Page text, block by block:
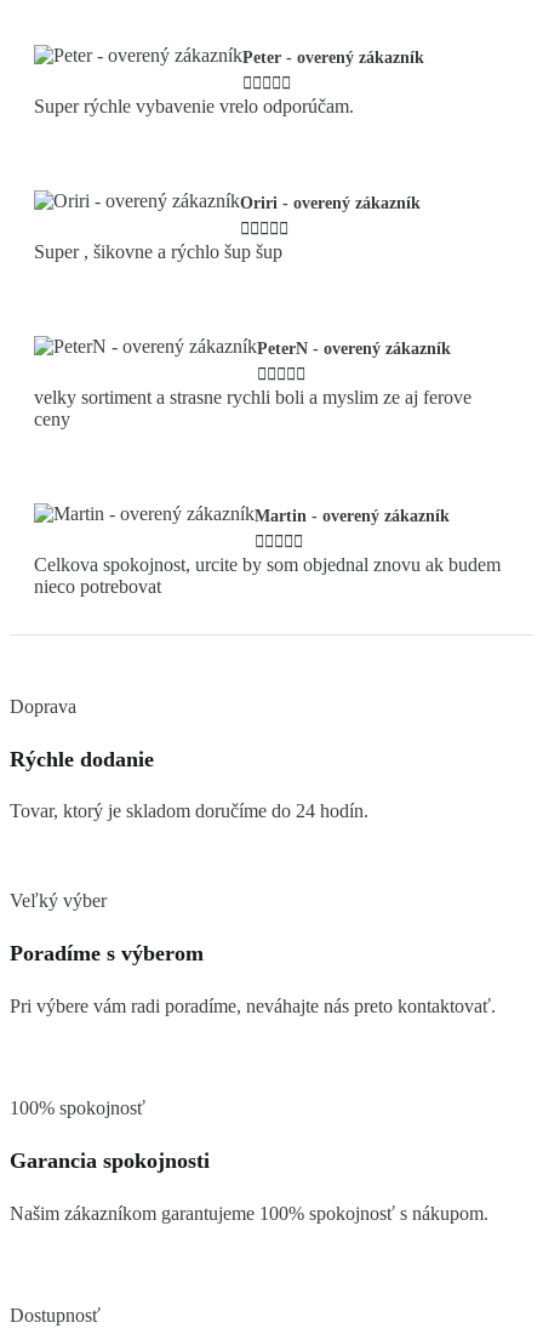
Peter - overený zákazník

Super rýchle vybavenie vrelo odporúčam.
Oriri - overený zákazník

Super , šikovne a rýchlo šup šup
PeterN - overený zákazník

velky sortiment a strasne rychli boli a myslim ze aj ferove
ceny
Martin - overený zákazník

Celkova spokojnost, urcite by som objednal znovu ak budem
nieco potrebovat
Doprava
Rýchle dodanie
Tovar, ktorý je skladom doručíme do 24 hodín.
Veľký výber
Poradíme s výberom
Pri výbere vám radi poradíme, neváhajte nás preto kontaktovať.
100% spokojnosť
Garancia spokojnosti
Našim zákazníkom garantujeme 100% spokojnosť s nákupom.
Dostupnosť